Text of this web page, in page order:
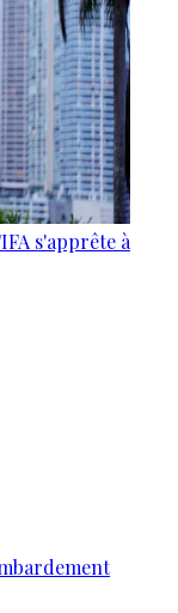
s'apprête à